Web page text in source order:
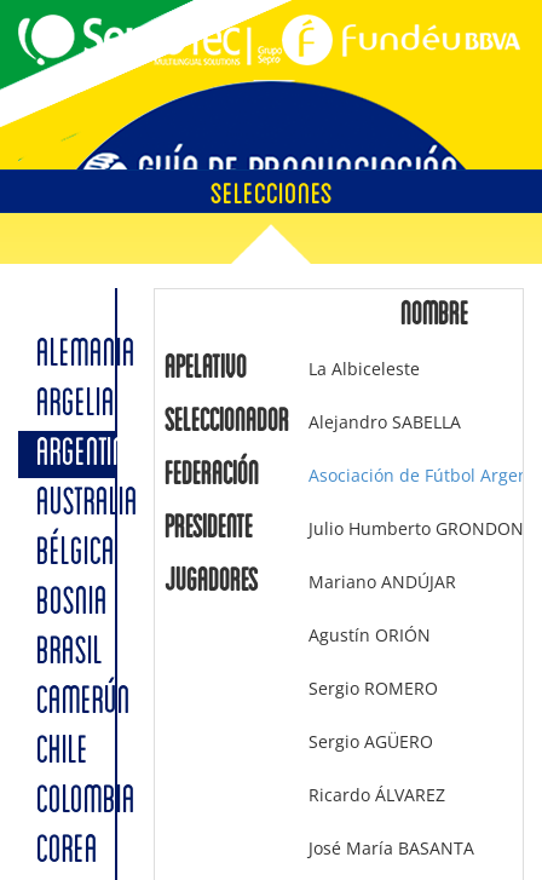
SELECCIONES
EMPLAZAMIENTOS
ÁRBITROS
SOBRE LA GUÍA
ALEMANIA
ARGELIA
ARGENTINA
AUSTRALIA
BÉLGICA
BOSNIA
BRASIL
CAMERÚN
CHILE
COLOMBIA
COREA
NOMBRE
Apelativo
La Albiceleste
Seleccionador Alejandro SABELLA
Federación Asociación de Fútbol
Presidente Julio Humberto GRONDONA
Jugadores Mariano ANDÚJAR
Agustín ORIÓN
Sergio ROMERO
Sergio AGÜERO
Ricardo ÁLVAREZ
José María BASANTA